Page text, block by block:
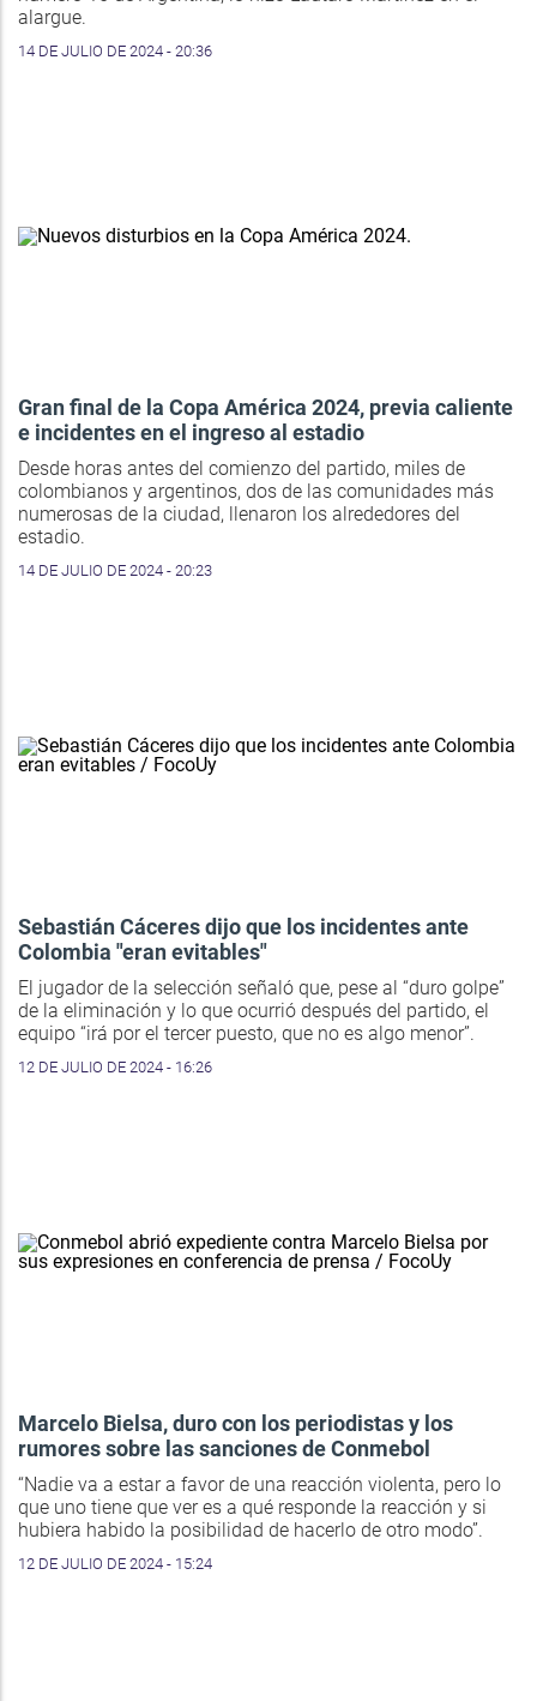
alargue.
14 DE JULIO DE 2024 - 20:36
Gran final de la Copa América 2024, previa caliente
e incidentes en el ingreso al estadio
Desde horas antes del comienzo del partido, miles de
colombianos y argentinos, dos de las comunidades más
numerosas de la ciudad, llenaron los alrededores del
estadio.
14 DE JULIO DE 2024 - 20:23
Sebastián Cáceres dijo que los incidentes ante
Colombia "eran evitables"
El jugador de la selección señaló que, pese al “duro golpe”
de la eliminación y lo que ocurrió después del partido, el
equipo “irá por el tercer puesto, que no es algo menor”.
12 DE JULIO DE 2024 - 16:26
Marcelo Bielsa, duro con los periodistas y los
rumores sobre las sanciones de Conmebol
“Nadie va a estar a favor de una reacción violenta, pero lo
que uno tiene que ver es a qué responde la reacción y si
hubiera habido la posibilidad de hacerlo de otro modo”.
12 DE JULIO DE 2024 - 15:24